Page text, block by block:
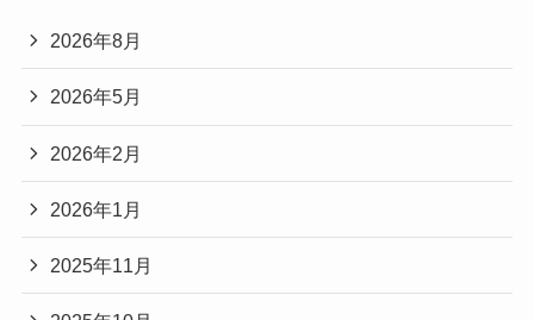
2026年8月
2026年5月
2026年2月
2026年1月
2025年11月